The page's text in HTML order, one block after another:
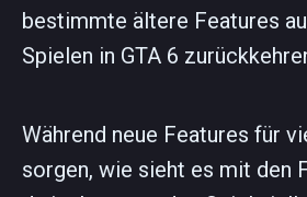
bestimmte ältere Features
Spielen in GTA 6
Während neue Features für
sorgen, wie sieht es mit den